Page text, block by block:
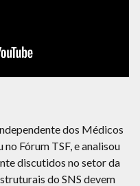
dos Médicos
Fórum TSF, e analisou
discutidos no setor da
do SNS devem